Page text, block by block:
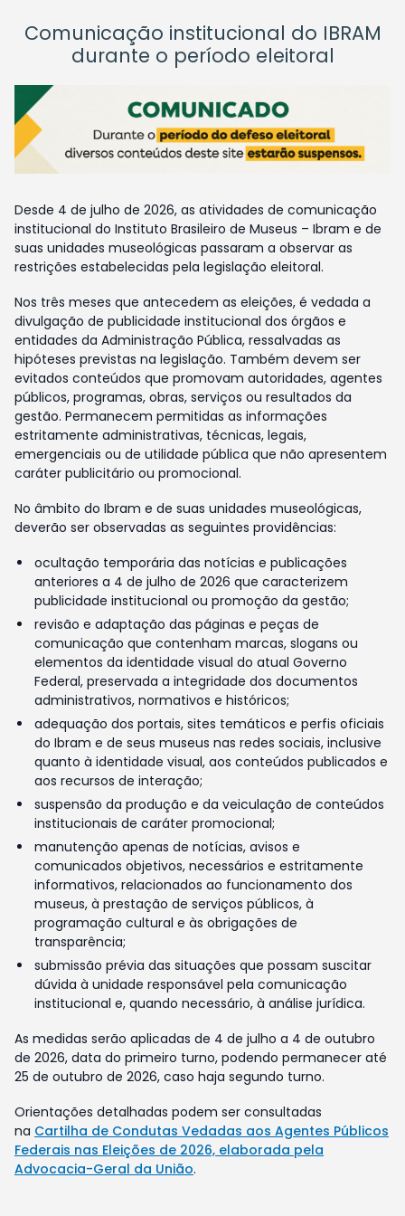
Comunicação institucional do IBRAM
durante o período eleitoral
Desde 4 de julho de 2026, as atividades de comunicação
institucional do Instituto Brasileiro de Museus – Ibram e de
suas unidades museológicas passaram a observar as
restrições estabelecidas pela legislação eleitoral.
Nos três meses que antecedem as eleições, é vedada a
divulgação de publicidade institucional dos órgãos e
entidades da Administração Pública, ressalvadas as
hipóteses previstas na legislação. Também devem ser
evitados conteúdos que promovam autoridades, agentes
públicos, programas, obras, serviços ou resultados da
gestão. Permanecem permitidas as informações
estritamente administrativas, técnicas, legais,
emergenciais ou de utilidade pública que não apresentem
caráter publicitário ou promocional.
No âmbito do Ibram e de suas unidades museológicas,
deverão ser observadas as seguintes providências:
ocultação temporária das notícias e publicações
anteriores a 4 de julho de 2026 que caracterizem
publicidade institucional ou promoção da gestão;
revisão e adaptação das páginas e peças de
comunicação que contenham marcas, slogans ou
elementos da identidade visual do atual Governo
Federal, preservada a integridade dos documentos
administrativos, normativos e históricos;
adequação dos portais, sites temáticos e perfis oficiais
do Ibram e de seus museus nas redes sociais, inclusive
quanto à identidade visual, aos conteúdos publicados e
aos recursos de interação;
suspensão da produção e da veiculação de conteúdos
institucionais de caráter promocional;
manutenção apenas de notícias, avisos e
comunicados objetivos, necessários e estritamente
informativos, relacionados ao funcionamento dos
museus, à prestação de serviços públicos, à
programação cultural e às obrigações de
transparência;
submissão prévia das situações que possam suscitar
dúvida à unidade responsável pela comunicação
institucional e, quando necessário, à análise jurídica.
As medidas serão aplicadas de 4 de julho a 4 de outubro
de 2026, data do primeiro turno, podendo permanecer até
25 de outubro de 2026, caso haja segundo turno.
Orientações detalhadas podem ser consultadas
na Cartilha de Condutas Vedadas aos Agentes Públicos
Federais nas Eleições de 2026, elaborada pela
Advocacia-Geral da União.